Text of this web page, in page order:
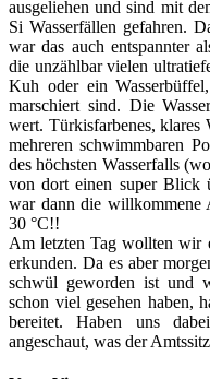
ausgeliehen und sind mit
Si Wasserfällen gefahren.
war das auch entspannter
die unzählbar vielen
Kuh oder ein
marschiert sind. Die
wert. Türkisfarbenes, klares
mehreren schwimmbaren
des höchsten Wasserfalls
von dort einen super Blick
war dann die willkommene
30 °C!!
Am letzten Tag wollten wir
erkunden. Da es aber
schwül geworden ist und
schon viel gesehen haben,
bereitet. Haben uns
angeschaut, was der